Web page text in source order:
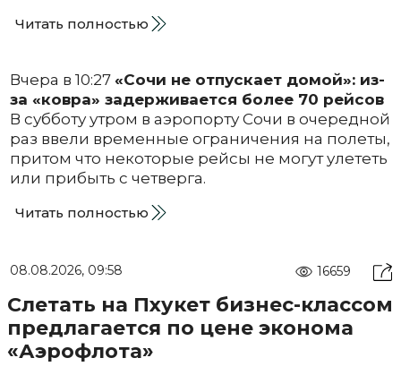
Читать полностью
Вчера в 10:27 «Сочи не отпускает домой»: из-
за «ковра» задерживается более 70 рейсов
В субботу утром в аэропорту Сочи в очередной
раз ввели временные ограничения на полеты,
притом что некоторые рейсы не могут улететь
или прибыть с четверга.
Читать полностью
08.08.2026, 09:58 16659
Слетать на Пхукет бизнес-классом
предлагается по цене эконома
«Аэрофлота»